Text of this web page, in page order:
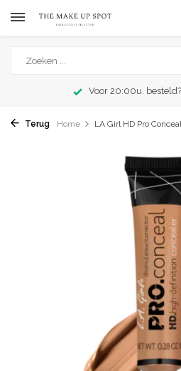
Voor 20:00u.
Terug Home LA Girl HD Pro